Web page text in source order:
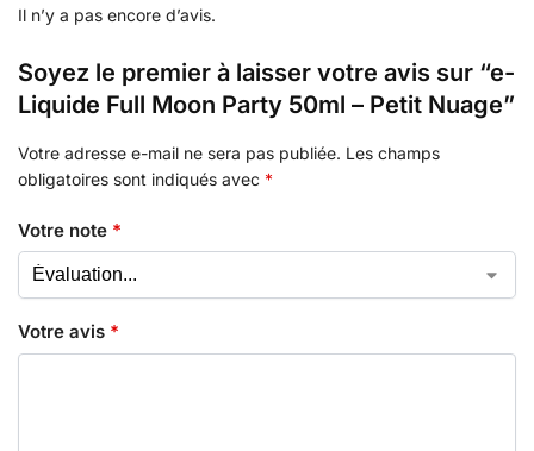
Il n’y a pas encore d’avis.
Soyez le premier à laisser votre avis sur “e-
Liquide Full Moon Party 50ml – Petit Nuage”
Votre adresse e-mail ne sera pas publiée. Les champs
obligatoires sont indiqués avec *
Votre note *
Votre avis *